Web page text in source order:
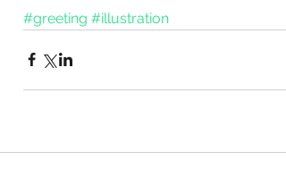
#greeting #illustration